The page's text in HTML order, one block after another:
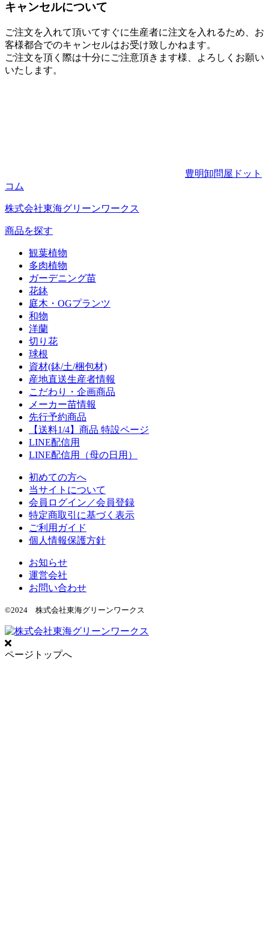
キャンセルについて
ご注文を入れて頂いてすぐに生産者に注文を入れるため、お
客様都合でのキャンセルはお受け致しかねます。
ご注文を頂く際は十分にご注意頂きます様、よろしくお願い
いたします。
豊明卸問屋ドット
コム
株式会社東海グリーンワークス
商品を探す
観葉植物
多肉植物
ガーデニング苗
花鉢
庭木・OGプランツ
和物
洋蘭
切り花
球根
資材(鉢/土/梱包材)
産地直送生産者情報
こだわり・企画商品
メーカー苗情報
先行予約商品
【送料1/4】商品 特設ページ
LINE配信用
LINE配信用（母の日用）
初めての方へ
当サイトについて
会員ログイン／会員登録
特定商取引に基づく表示
ご利用ガイド
個人情報保護方針
お知らせ
運営会社
お問い合わせ
©2024 株式会社東海グリーンワークス
ページトップへ